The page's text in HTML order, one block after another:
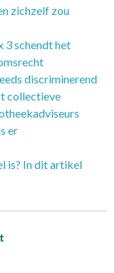
zichzelf zou
3 schendt het
discriminerend
collectieve
er
is? In dit artikel